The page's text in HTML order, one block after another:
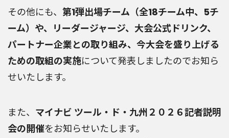
その他にも、 第1弾出場チーム（全18チーム中、5チ
ーム）や、リーダージャージ、大会公式ドリンク、
パートナー企業との取り組み、今大会を盛り上げる
ための取組の実施について発表しましたのでお知ら
せいたします。
また、 マイナビ ツール・ド・九州２０２６記者説明
会の開催をお知らせいたします。